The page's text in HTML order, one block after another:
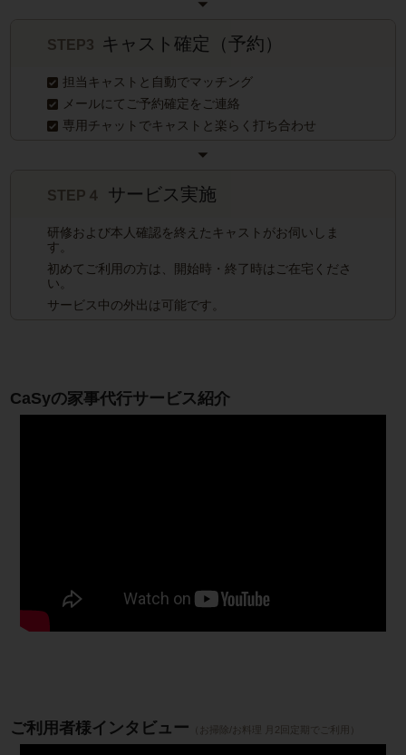
STEP3 キャスト確定（予約）
担当キャストと自動でマッチング
メールにてご予約確定をご連絡
専用チャットでキャストと楽らく打ち合わせ
STEP４ サービス実施
研修および本人確認を終えたキャストがお伺いしま
す。
初めてご利用の方は、開始時・終了時はご在宅くださ
い。
サービス中の外出は可能です。
CaSyの家事代行サービス紹介
ご利用者様インタビュー （お掃除/お料理 月2回定期でご利用）